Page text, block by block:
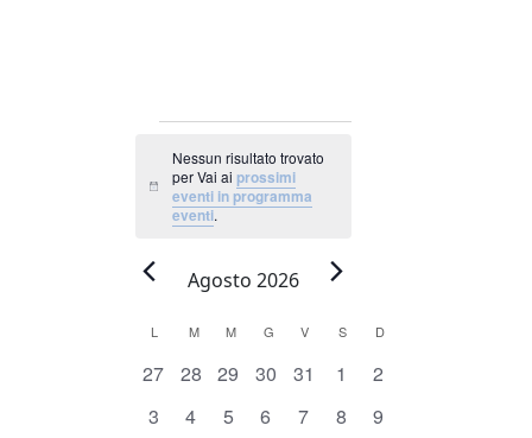
EVENTI
Notice
Nessun risultato trovato
per Vai aiprossimi
eventi in programma
eventi.
Agosto 2026
Calendario
di
Eventi
L LUNEDÌ
MMARTEDÌ
M MERCOLEDÌ
G GIOVEDÌ
V VENERDÌ
SSABATO
D
0
27
0
28
0
29
0
30
0
31
0
1
0
2
0
3
0
4
0
5
0
6
0
7
0
8
0
9